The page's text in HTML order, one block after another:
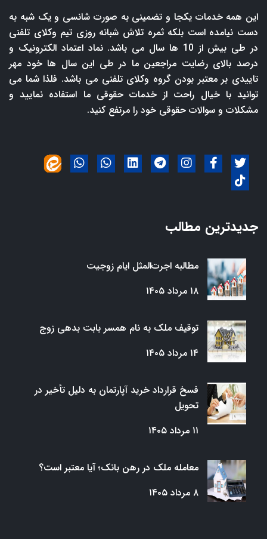
این همه خدمات یکجا و تضمینی به صورت شانسی و یک شبه به
دست نیامده است بلکه ثمره تلاش شبانه روزی تیم وکلای تلفنی
در طی بیش از 10 ها سال می باشد. نماد اعتماد الکترونیک و
درصد بالای رضایت مراجعین ما در طی این سال ها خود مهر
تاییدی بر معتبر بودن گروه وکلای تلفنی می باشد. فلذا شما می
توانید با خیال راحت از خدمات حقوقی ما استفاده نمایید و
مشکلات و سوالات حقوقی خود را مرتفع کنید.
جدیدترین مطالب
مطالبه اجرت‌المثل ایام زوجیت
۱۸ مرداد ۱۴۰۵
توقیف ملک به نام همسر بابت بدهی زوج
۱۴ مرداد ۱۴۰۵
فسخ قرارداد خرید آپارتمان به دلیل تأخیر در
تحویل
۱۱ مرداد ۱۴۰۵
معامله ملک در رهن بانک؛ آیا معتبر است؟
۸ مرداد ۱۴۰۵